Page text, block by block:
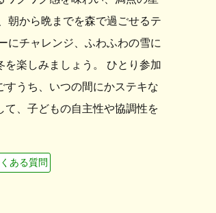
朝から晩までを森で過ごせるテ
にチャレンジ、ふわふわの雪に
楽しみましょう。 ひとり参加
すうち、いつの間にかステキな
、子どもの自主性や協調性を
ある質問